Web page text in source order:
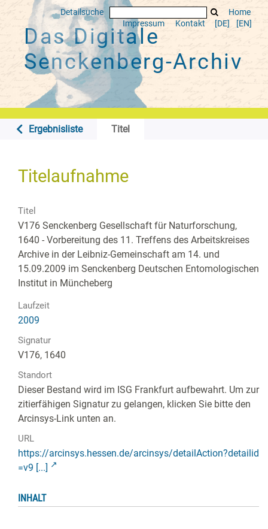
Detailsuche
Home
Impressum
Kontakt [DE] [EN]
Das Digitale
Senckenberg-Archiv
Ergebnisliste Titel
Titelaufnahme
Titel
V176 Senckenberg Gesellschaft für Naturforschung,
1640 - Vorbereitung des 11. Treffens des Arbeitskreises
Archive in der Leibniz-Gemeinschaft am 14. und
15.09.2009 im Senckenberg Deutschen Entomologischen
Institut in Müncheberg
Laufzeit
2009
Signatur
V176, 1640
Standort
Dieser Bestand wird im ISG Frankfurt aufbewahrt. Um zur
zitierfähigen Signatur zu gelangen, klicken Sie bitte den
Arcinsys-Link unten an.
URL
https://arcinsys.hessen.de/arcinsys/detailAction?detailid
=v9 [...]
INHALT